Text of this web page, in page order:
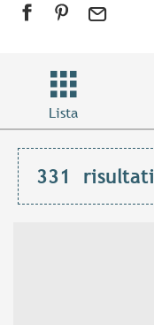
Lista
331 risultati